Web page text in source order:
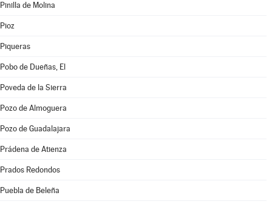
Pinilla de Molina
Pioz
Piqueras
Pobo de Dueñas, El
Poveda de la Sierra
Pozo de Almoguera
Pozo de Guadalajara
Prádena de Atienza
Prados Redondos
Puebla de Beleña